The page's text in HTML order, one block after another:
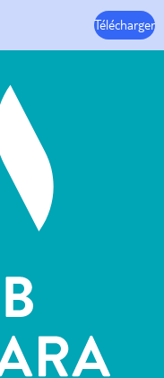
Télécharger